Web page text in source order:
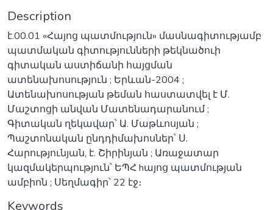
Description
է.00.01 «Հայոց պատմություն» մասնագիտությամբ
պատմական գիտությունների թեկնածուի
գիտական աստիճանի հայցման
ատենախոսություն ; Երևան-2004 ;
Ատենախոսության թեման հաստատվել է Մ.
Մաշտոցի անվան Մատենադարանում ;
Գիտական ղեկավար՝ Ա. Մաթևոսյան ;
Պաշտոնական ընդդիմախոսներ՝ Ս.
Հարությունյան, է. Շիրինյան ; Առաջատար
կազմակերպություն՝ ԵՊՀ hայոց պատմության
ամբիոն ; Սեղմագիր՝ 22 էջ։
Keywords